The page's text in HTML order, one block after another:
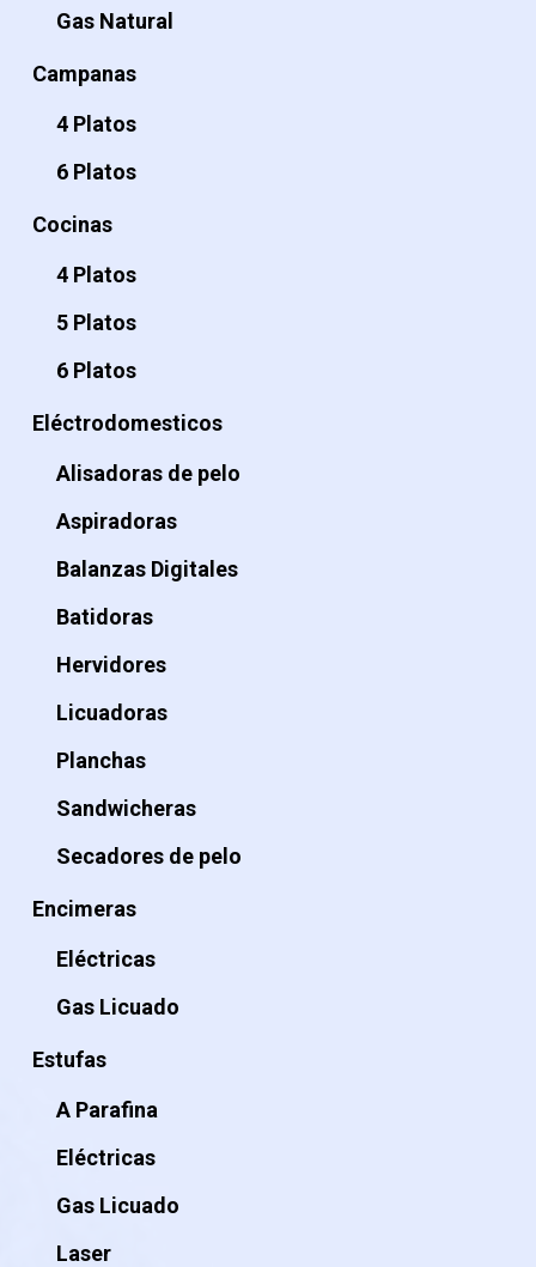
Gas Natural
Campanas
4 Platos
6 Platos
Cocinas
4 Platos
5 Platos
6 Platos
Eléctrodomesticos
Alisadoras de pelo
Aspiradoras
Balanzas Digitales
Batidoras
Hervidores
Licuadoras
Planchas
Sandwicheras
Secadores de pelo
Encimeras
Eléctricas
Gas Licuado
Estufas
A Parafina
Eléctricas
Gas Licuado
Laser